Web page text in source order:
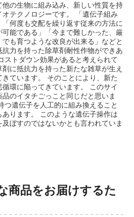
の生物に組み込み、新しい性質を持
テクノロジーです。 「遺伝子組み
何度も交配を繰り返す従来の方法に
能である」「今まで難しかった、厳
も育つような改良が出来る」などと
力を持った除草剤耐性作物ができあ
ストダウン効果があると考えられて
に抵抗力を持った新たな雑草が生え
ています。 そのことにより、新た
環に陥ってきています。 このサイ
のイタチごっこと同じだと思いま
つ遺伝子を人工的に組み換えること
ります。 このような遺伝子操作は
ぼすのではないかとも言われていま
商品をお届けするた